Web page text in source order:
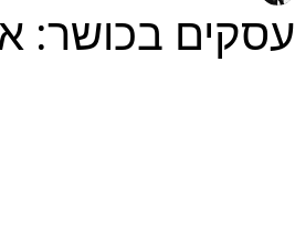
עסקים בכושר: